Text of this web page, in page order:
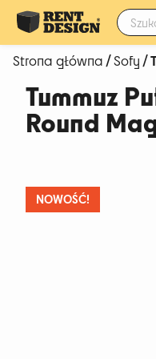
Szukaj:
Strona główna/Sofy/
Tummuz
Round
NOWOŚĆ!